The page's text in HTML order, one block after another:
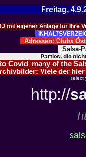
Freitag,
mit eigener Anlage für Ihre
Adressen: Clubs
Salsa-
Parties, die
Covid, many of the
Viele der hier
select
http://